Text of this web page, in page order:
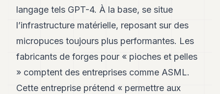
Andy
10
9
Andy
Andy
langage tels GPT-4. À la base, se situe
l’infrastructure matérielle, reposant sur des
micropuces toujours plus performantes. Les
fabricants de forges pour « pioches et pelles
» comptent des entreprises comme ASML.
Cette entreprise prétend « permettre aux